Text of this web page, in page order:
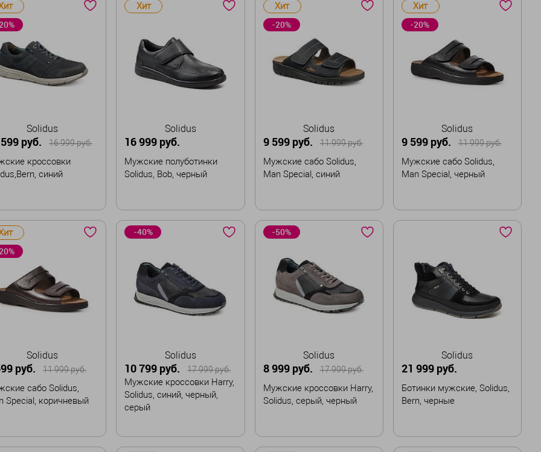
41
Забронировать
40
Забронировать
41,5 42,5
44 44,5
В корзину
39 40
43,5 44
В корзину
Solidus
руб. 16 999 руб.
кроссовки
синий
41
43
45 45,5
Хит
Solidus
16 999 руб.
Мужские полуботинки
Solidus, Bob, черный
Размер
40 41
44,5 45 45,5
Хит
-20%
Solidus
9 599 руб. 11 999 руб.
Мужские сабо Solidus,
Man Special, синий
Размер
42 42,5
45 45,5
В корзину
Хит
-20%
Solidus
9 599 руб. 11 999 руб.
Мужские сабо Solidus,
Man Special, черный
Размер
44,5 45 45,5
Solidus
руб. 11 999 руб.
сабо Solidus,
Special, коричневый
-40%
Solidus
10 799 руб. 17 999 руб.
Мужские кроссовки Harry,
Solidus, синий, черный,
серый
Размер
-50%
Solidus
8 999 руб. 17 999 руб.
Мужские кроссовки Harry,
Solidus, серый, черный
Размер
Solidus
21 999 руб.
Ботинки мужские, Solidus,
Bern, черные
Размер